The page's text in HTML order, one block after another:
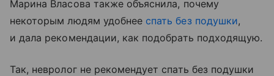
Марина Власова также объяснила, почему
некоторым людям удобнее спать без подушки,
и дала рекомендации, как подобрать подходящую.
Так, невролог не рекомендует спать без подушки